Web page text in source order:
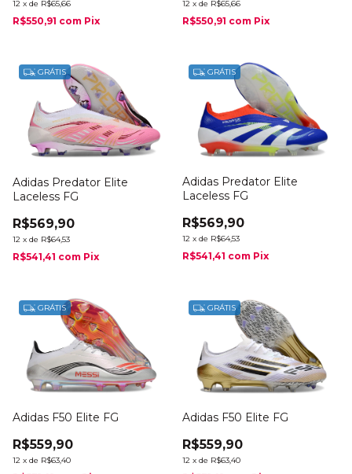
12 x de R$65,66
R$550,91 com Pix
12 x de R$65,66
R$550,91 com Pix
GRÁTIS
Adidas Predator Elite
Laceless FG
R$569,90
12 x de R$64,53
R$541,41 com Pix
GRÁTIS
Adidas Predator Elite
Laceless FG
R$569,90
12 x de R$64,53
R$541,41 com Pix
GRÁTIS
Adidas F50 Elite FG
R$559,90
12 x de R$63,40
GRÁTIS
Adidas F50 Elite FG
R$559,90
12 x de R$63,40